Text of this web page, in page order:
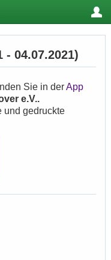
- 04.07.2021)
Sie in derApp
e.V..
und gedruckte